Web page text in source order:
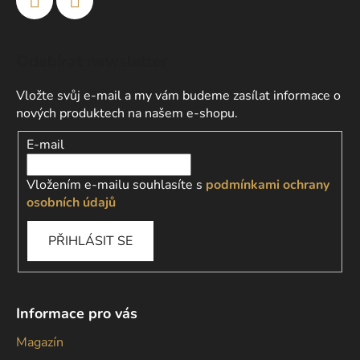
Vložte svůj e-mail a my vám budeme zasílat informace o
nových produktech na našem e-shopu.
E-mail
Vložením e-mailu souhlasíte s podmínkami ochrany
osobních údajů
PŘIHLÁSIT SE
Informace pro vás
Magazín